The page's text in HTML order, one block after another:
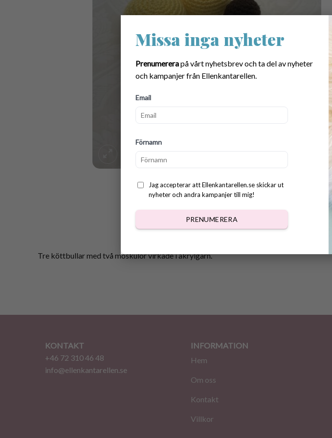
Missa inga nyheter
Prenumererapå vårt nyhetsbrev och ta del av nyheter
och kampanjer från Ellenkantarellen.
Email
Förnamn
Jag accepterar att Ellenkantarellen.se skickar ut
nyheter och andra kampanjer till mig!
PRENUMERERA
BESKRIVNING
Tre köttbullar med två moskulor virkade i akrylgarn.
KONTAKT
+46 72 310 46 48
info@ellenkantarellen.se
INFORMATION
Hem
Om oss
Kontakt
Villkor